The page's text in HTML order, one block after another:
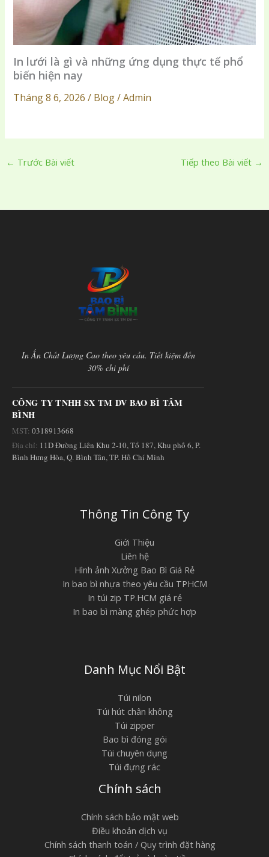
In lưới là gì và những ứng dụng thực tế phổ
biến hiện nay
Tháng 8 6, 2026 / Blog / Admin
← Trước Bài viết Tiếp theo Bài viết →
In Ấn Chất Lượng Cao theo yêu cầu. Tiết kiệm đến
30% chi phí
CÔNG TY TNHH SX TM DV BAO BÌ TÂM
BÌNH
MST: 0318913668
Địa chỉ: 11D Đường Liên Khu 2-10, Tổ 187, Khu phố 6, P.
Bình Hưng Hòa, Q. Bình Tân, TP. Hồ Chí Minh
Thông Tin Công Ty
Giới Thiệu
Liên hệ
Hình ảnh Xưởng Bao Bì Giá Rẻ
In bao bì nhựa theo yêu cầu TPHCM
In túi zip TP.HCM giá rẻ
In bao bì màng ghép phức hợp
Danh Mục Nổi Bật
Túi nilon
Túi hút chân không
Túi zipper
Bao bì đóng gói
Túi chuyên dụng
Túi đựng rác
Chính sách
Chính sách bảo mật web
Điều khoản dịch vụ
Chính sách thanh toán / Quy trình đặt hàng